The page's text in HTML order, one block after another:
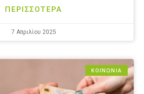
ΠΕΡΙΣΣΟΤΕΡΑ
7 Απριλίου 2025
ΚΟΙΝΩΝΙΑ